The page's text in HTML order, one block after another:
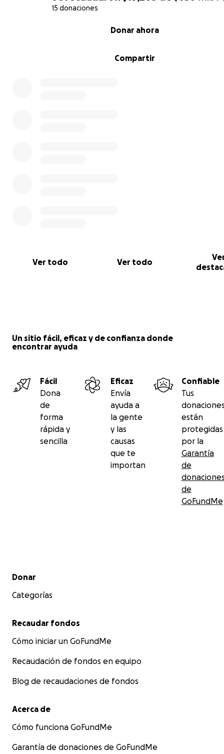
15 donaciones
Compartir
Donar ahora
Ver todo Ver todo
Un sitio fácil, eficaz y de confianza donde
encontrar ayuda
Fácil
Dona
de
forma
rápida y
sencilla
Eficaz
Envía
ayuda a
la gente
y las
causas
que te
importan
Confiable
Tus
están
protegidas
por la
Garantía
de
de
GoFundMe
Menú secundario
Donar
Categorías
Recaudar fondos
Cómo iniciar un GoFundMe
Recaudación de fondos en equipo
Blog de recaudaciones de fondos
Acerca de
Cómo funciona GoFundMe
Garantía de donaciones de GoFundMe